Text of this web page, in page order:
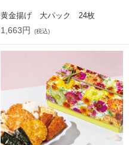
黄金揚げ 大パック 24枚
1,663円 (税込)